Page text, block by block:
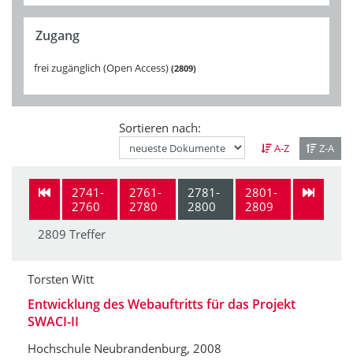
Zugang
frei zugänglich (Open Access) 2809
Sortieren nach:
A-Z Z-A
2741-
2760
2761-
2780
2781-
2800
2801-
2809
2809 Treffer
Torsten Witt
Entwicklung des Webauftritts für das Projekt
SWACI-II
Hochschule Neubrandenburg, 2008